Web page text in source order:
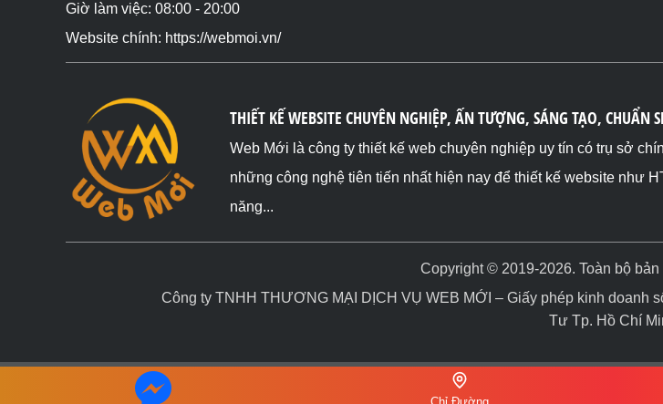
Giờ làm việc: 08:00 - 20:00
Website chính: https://webmoi.vn/
THIẾT KẾ WEBSITE CHUYÊN NGHIỆP, ẤN TƯỢNG, SÁNG TẠO, CHUẨN
Web Mới là công ty thiết kế web chuyên nghiệp uy tín có trụ sở
những công nghệ tiên tiến nhất hiện nay để thiết kế website như
năng...
Copyright © 2019-2026. Toàn bộ
Công ty TNHH THƯƠNG MẠI DỊCH VỤ WEB MỚI – Giấy phép kinh doanh
Tư Tp. Hồ Chí